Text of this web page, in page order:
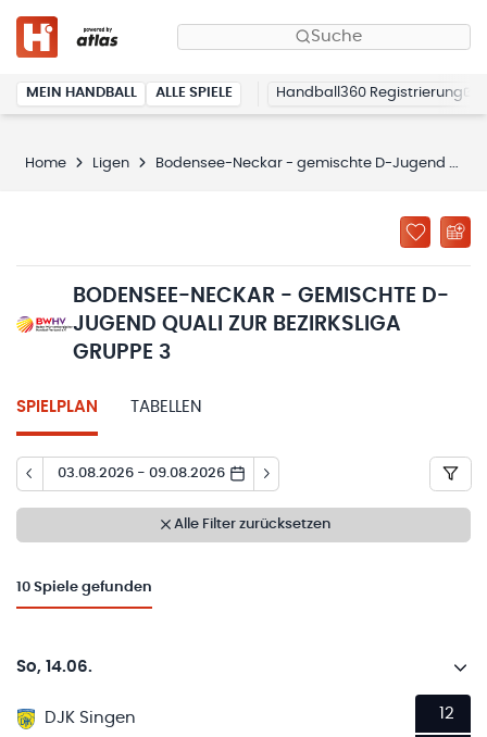
Suche
MEIN HANDBALL ALLE SPIELE Handball360 Registrierung
Home Ligen Bodensee-Neckar - gemischte D-Jugend Quali zur Bezirksliga Gruppe 3
BODENSEE-NECKAR - GEMISCHTE D-
JUGEND QUALI ZUR BEZIRKSLIGA
GRUPPE 3
SPIELPLAN TABELLEN
03.08.2026 - 09.08.2026
Alle Filter zurücksetzen
10 Spiele gefunden
So, 14.06.
DJK Singen
12